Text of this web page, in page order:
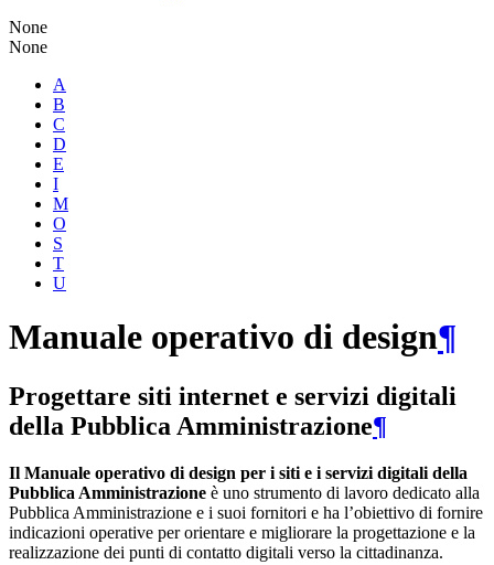
None
None
A
B
C
D
E
I
M
O
S
T
U
Manuale operativo di design¶
Progettare siti internet e servizi digitali
della Pubblica Amministrazione¶
Il Manuale operativo di design per i siti e i servizi digitali della
Pubblica Amministrazione è uno strumento di lavoro dedicato alla
Pubblica Amministrazione e i suoi fornitori e ha l’obiettivo di fornire
indicazioni operative per orientare e migliorare la progettazione e la
realizzazione dei punti di contatto digitali verso la cittadinanza.